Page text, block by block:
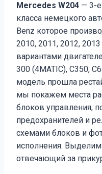
Mercedes W204 — 3-
класса немецкого
Benz которое
2010, 2011, 2012,
вариантами
300 (4MATIC), C350,
модель прошла
мы покажем места
блоков управления,
предохранителей и
схемами блоков и
исполнения.
отвечающий за